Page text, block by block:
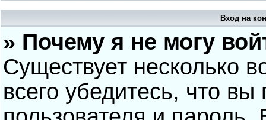
Вход на
» Почему я не могу
Существует несколько
всего убедитесь, что